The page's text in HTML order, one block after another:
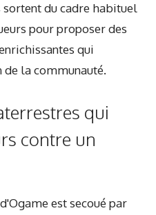
sortent du cadre habituel
pour proposer des
qui
de la communauté.
qui
contre un
est secoué par